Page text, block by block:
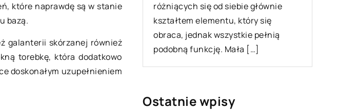
które naprawdę są w stanie
bazą.
galanterii skórzanej również
torebkę, która dodatkowo
doskonałym uzupełnieniem
to podstawowy sposób na to,
sobie stałe i stabilne
utrzymanie zarówno siebie, […]
różniących się od siebie głównie
kształtem elementu, który się
obraca, jednak wszystkie pełnią
podobną funkcję. Mała […]
Ostatnie wpisy